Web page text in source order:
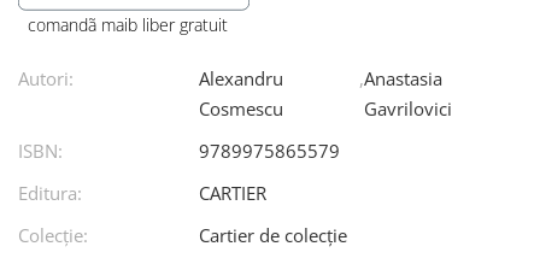
comandã maib liber gratuit
Autori:
Alexandru
Cosmescu
,Anastasia
Gavrilovici
ISBN:
9789975865579
Editura:
CARTIER
Colecție:
Cartier de colecție